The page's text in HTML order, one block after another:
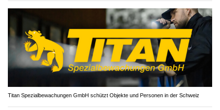
Titan Spezialbewachungen GmbH schützt Objekte und Personen in der Schweiz